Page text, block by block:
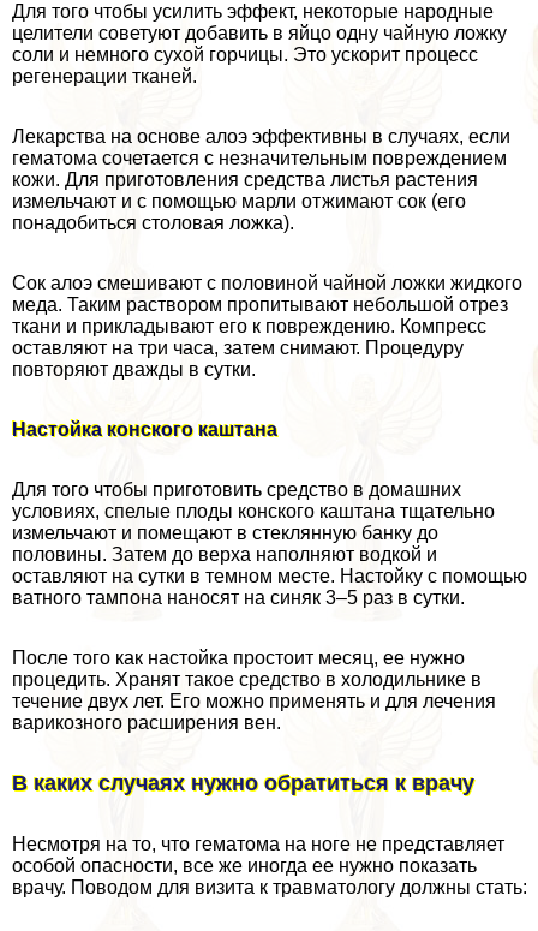
Для того чтобы усилить эффект, некоторые народные
целители советуют добавить в яйцо одну чайную ложку
соли и немного сухой горчицы. Это ускорит процесс
регенерации тканей.
Лекарства на основе алоэ эффективны в случаях, если
гематома сочетается с незначительным повреждением
кожи. Для приготовления средства листья растения
измельчают и с помощью марли отжимают сок (его
понадобиться столовая ложка).
Сок алоэ смешивают с половиной чайной ложки жидкого
меда. Таким раствором пропитывают небольшой отрез
ткани и прикладывают его к повреждению. Компресс
оставляют на три часа, затем снимают. Процедуру
повторяют дважды в сутки.
Настойка конского каштана
Для того чтобы приготовить средство в домашних
условиях, спелые плоды конского каштана тщательно
измельчают и помещают в стеклянную банку до
половины. Затем до верха наполняют водкой и
оставляют на сутки в темном месте. Настойку с помощью
ватного тампона наносят на синяк 3–5 раз в сутки.
После того как настойка простоит месяц, ее нужно
процедить. Хранят такое средство в холодильнике в
течение двух лет. Его можно применять и для лечения
варикозного расширения вен.
В каких случаях нужно обратиться к врачу
Несмотря на то, что гематома на ноге не представляет
особой опасности, все же иногда ее нужно показать
врачу. Поводом для визита к травматологу должны стать: